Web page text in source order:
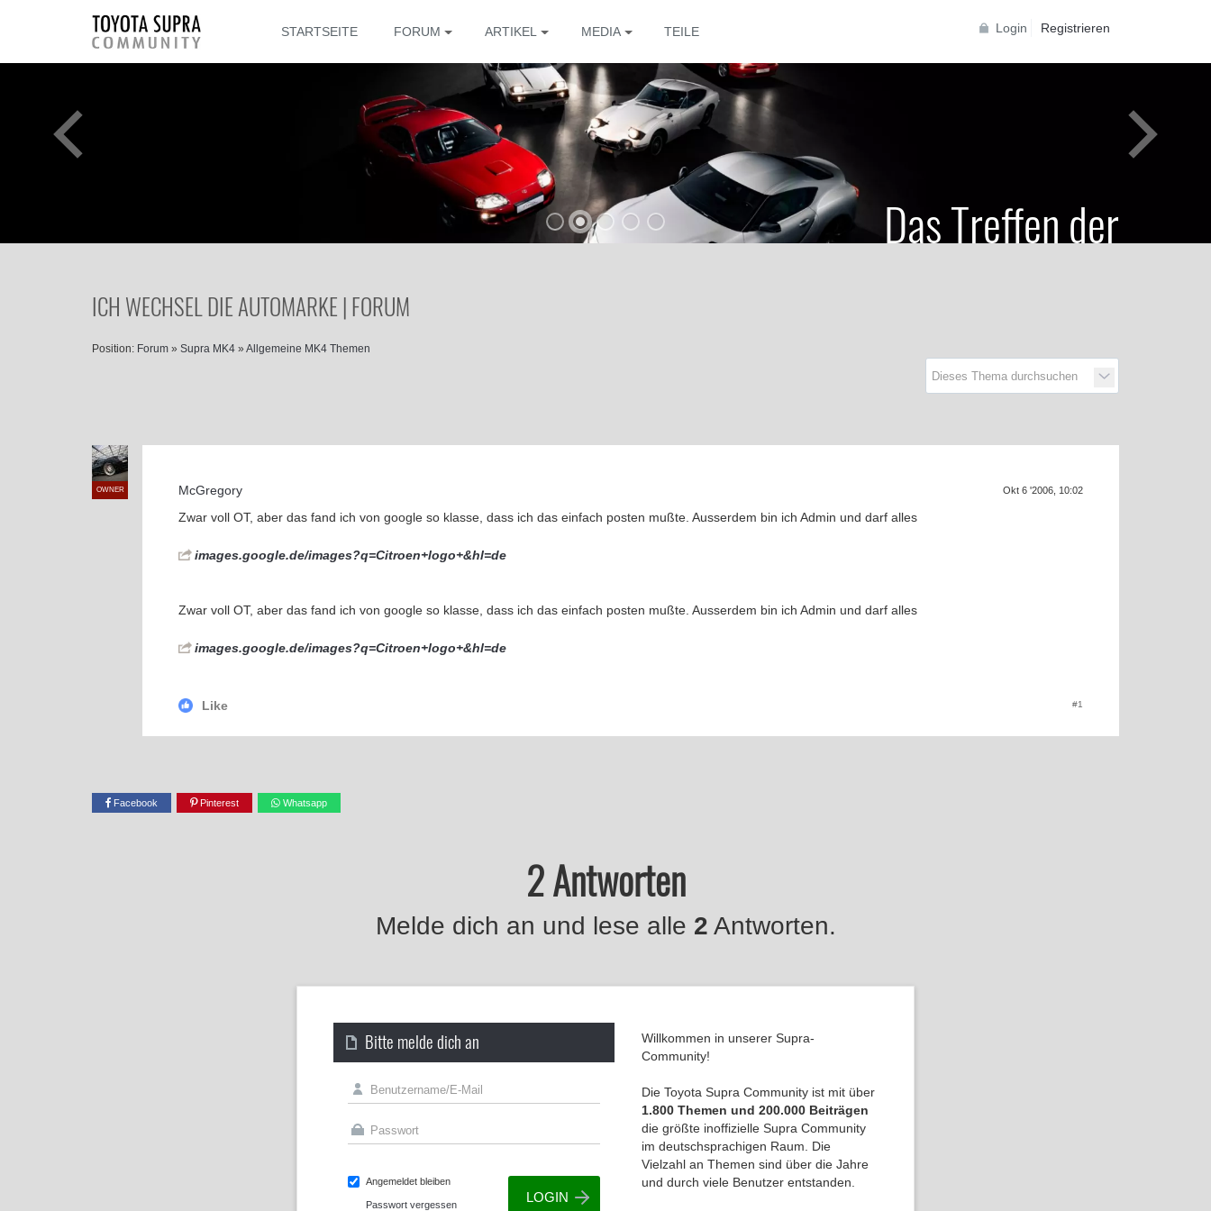
Login Registrieren
STARTSEITE FORUM ARTIKEL MEDIA TEILE
Das Treffen der
ICH WECHSEL DIE AUTOMARKE | FORUM
Position: Forum » Supra MK4 » Allgemeine MK4 Themen
OWNER McGregory Okt 6 '2006, 10:02
Zwar voll OT, aber das fand ich von google so klasse, dass ich das einfach posten mußte. Ausserdem bin ich Admin und darf alles
images.google.de/images?q=Citroen+logo+&hl=de
Zwar voll OT, aber das fand ich von google so klasse, dass ich das einfach posten mußte. Ausserdem bin ich Admin und darf alles
images.google.de/images?q=Citroen+logo+&hl=de
Like #1
Facebook Pinterest Whatsapp
2 Antworten
Melde dich an und lese alle 2 Antworten.
Bitte melde dich an
Angemeldet bleiben
Passwort vergessen
Willkommen in unserer Supra-
Community!
Die Toyota Supra Community ist mit über
1.800 Themen und 200.000 Beiträgen
die größte inoffizielle Supra Community
im deutschsprachigen Raum. Die
Vielzahl an Themen sind über die Jahre
und durch viele Benutzer entstanden.